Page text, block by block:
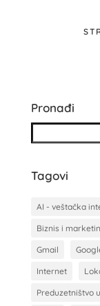
Pronađi
e
r
Tagovi
AI - veštačka
Biznis i
Gmail
Internet
Preduzetništvo